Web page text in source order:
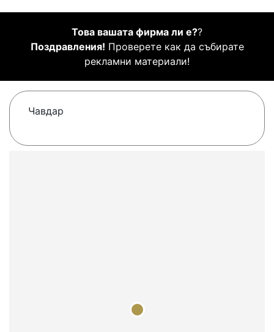
Това вашата фирма ли е??
Поздравления! Проверете как да събирате
рекламни материали!
Чавдар